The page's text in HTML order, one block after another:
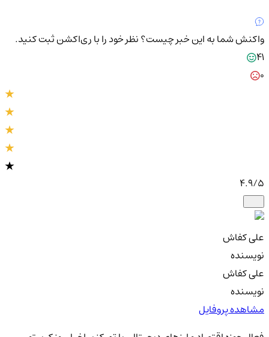
واکنش شما به این خبر چیست؟نظر خود را با ری‌اکشن ثبت کنید.
41
4.9/5
علی کفاش
نویسنده
علی کفاش
نویسنده
مشاهده پروفایل